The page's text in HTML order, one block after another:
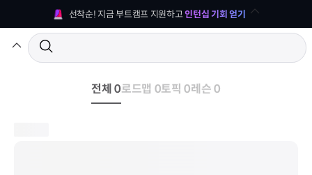
선착순! 지금 부트캠프 지원하고 인턴십 기회 얻기
전체 0로드맵 0토픽 0레슨 0